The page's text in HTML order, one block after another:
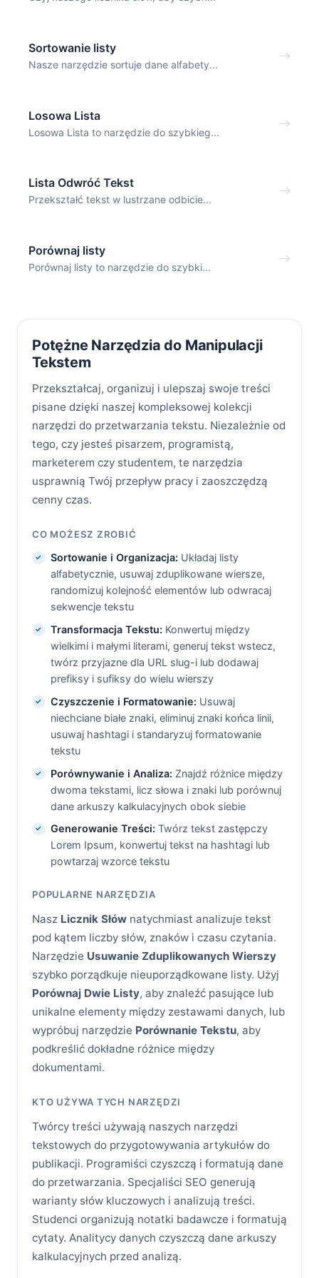
Sortowanie listy
Nasze narzędzie sortuje dane alfabety...
Losowa Lista
Losowa Lista to narzędzie do szybkieg...
Lista Odwróć Tekst
Przekształć tekst w lustrzane odbicie...
Porównaj listy
Porównaj listy to narzędzie do szybki...
Potężne Narzędzia do Manipulacji
Tekstem
Przekształcaj, organizuj i ulepszaj swoje treści
pisane dzięki naszej kompleksowej kolekcji
narzędzi do przetwarzania tekstu. Niezależnie od
tego, czy jesteś pisarzem, programistą,
marketerem czy studentem, te narzędzia
usprawnią Twój przepływ pracy i zaoszczędzą
cenny czas.
CO MOŻESZ ZROBIĆ
Sortowanie i Organizacja: Układaj listy
alfabetycznie, usuwaj zduplikowane wiersze,
randomizuj kolejność elementów lub odwracaj
sekwencje tekstu
Transformacja Tekstu: Konwertuj między
wielkimi i małymi literami, generuj tekst wstecz,
twórz przyjazne dla URL slug-i lub dodawaj
prefiksy i sufiksy do wielu wierszy
Czyszczenie i Formatowanie: Usuwaj
niechciane białe znaki, eliminuj znaki końca linii,
usuwaj hashtagi i standaryzuj formatowanie
tekstu
Porównywanie i Analiza: Znajdź różnice między
dwoma tekstami, licz słowa i znaki lub porównuj
dane arkuszy kalkulacyjnych obok siebie
Generowanie Treści: Twórz tekst zastępczy
Lorem Ipsum, konwertuj tekst na hashtagi lub
powtarzaj wzorce tekstu
POPULARNE NARZĘDZIA
Nasz Licznik Słów natychmiast analizuje tekst
pod kątem liczby słów, znaków i czasu czytania.
Narzędzie Usuwanie Zduplikowanych Wierszy
szybko porządkuje nieuporządkowane listy. Użyj
Porównaj Dwie Listy, aby znaleźć pasujące lub
unikalne elementy między zestawami danych, lub
wypróbuj narzędzie Porównanie Tekstu, aby
podkreślić dokładne różnice między
dokumentami.
KTO UŻYWA TYCH NARZĘDZI
Twórcy treści używają naszych narzędzi
tekstowych do przygotowywania artykułów do
publikacji. Programiści czyszczą i formatują dane
do przetwarzania. Specjaliści SEO generują
warianty słów kluczowych i analizują treści.
Studenci organizują notatki badawcze i formatują
cytaty. Analitycy danych czyszczą dane arkuszy
kalkulacyjnych przed analizą.